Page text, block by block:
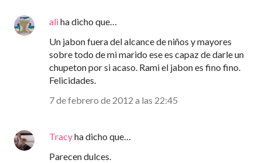
aliha dicho que…
Un jabon fuera del alcance de niños y mayores
sobre todo de mi marido ese es capaz de darle un
chupeton por si acaso. Rami el jabon es fino fino.
Felicidades.
7 de febrero de 2012 a las 22:45
Tracyha dicho que…
Parecen dulces.